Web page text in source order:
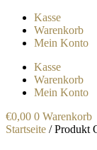
Kasse
Warenkorb
Mein Konto
Kasse
Warenkorb
Mein Konto
€0,00 0 Warenkorb
Startseite / Produkt